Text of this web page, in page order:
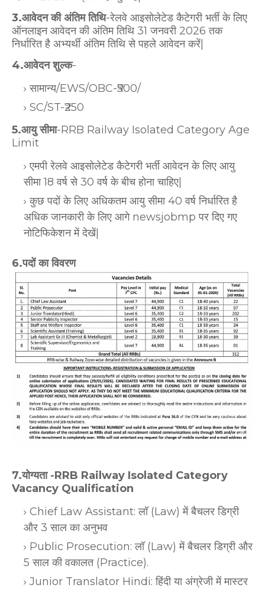
3.आवेदन की अंतिम तिथि-रेलवे आइसोलेटेड कैटेगरी भर्ती के लिए
ऑनलाइन आवेदन की अंतिम तिथि 31 जनवरी 2026 तक
निर्धारित है अभ्यर्थी अंतिम तिथि से पहले आवेदन करें|
4.आवेदन शुल्क-
सामान्य/EWS/OBC-₹500/
SC/ST-₹250
5.आयु सीमा-RRB Railway Isolated Category Age
Limit
एमपी रेलवे आइसोलेटेड कैटेगरी भर्ती आवेदन के लिए आयु
सीमा 18 वर्ष से 30 वर्ष के बीच होना चाहिए|
कुछ पदों के लिए अधिकतम आयु सीमा 40 वर्ष निर्धारित है
अधिक जानकारी के लिए आगे newsjobmp पर दिए गए
नोटिफिकेशन में देखें|
6.पदों का विवरण
7.योग्यता -RRB Railway Isolated Category
Vacancy Qualification
Chief Law Assistant: लॉ (Law) में बैचलर डिग्री
और 3 साल का अनुभव
Public Prosecution: लॉ (Law) में बैचलर डिग्री और
5 साल की वकालत (Practice).
Junior Translator Hindi: हिंदी या अंग्रेजी में मास्टर